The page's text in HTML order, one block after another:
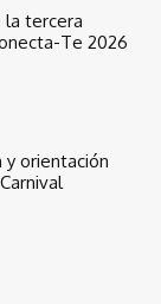
la tercera
Te 2026
y orientación